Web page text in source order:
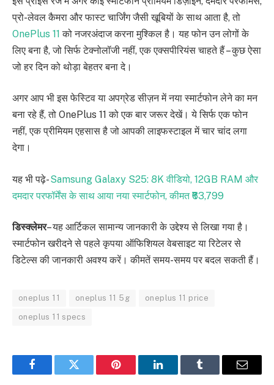
प्रो-लेवल कैमरा और फास्ट चार्जिंग जैसी खूबियों के साथ आता है, तो
OnePlus 11 को नजरअंदाज करना मुश्किल है। यह फोन उन लोगों के
लिए बना है, जो सिर्फ टेक्नोलॉजी नहीं, एक एक्सपीरियंस चाहते हैं – कुछ ऐसा
जो हर दिन को थोड़ा बेहतर बना दे।
अगर आप भी इस फेस्टिव या अपग्रेड सीज़न में नया स्मार्टफोन लेने का मन
बना रहे हैं, तो OnePlus 11 को एक बार जरूर देखें। ये सिर्फ एक फोन
नहीं, एक प्रीमियम एहसास है जो आपकी लाइफस्टाइल में चार चांद लगा
देगा।
यह भी पढ़े-Samsung Galaxy S25: 8K वीडियो, 12GB RAM और
दमदार परफॉर्मेंस के साथ आया नया स्मार्टफोन, कीमत ₹63,799
डिस्क्लेमर– यह आर्टिकल सामान्य जानकारी के उद्देश्य से लिखा गया है।
स्मार्टफोन खरीदने से पहले कृपया ऑफिशियल वेबसाइट या रिटेलर से
डिटेल्स की जानकारी अवश्य करें। कीमतें समय-समय पर बदल सकती हैं।
oneplus 11 oneplus 11 5g oneplus 11 price
oneplus 11 specs
FacebookTwitter Pinterest LinkedInTumblr Email